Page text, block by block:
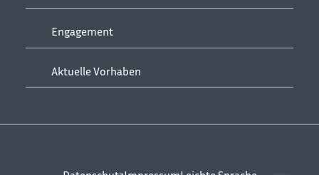
Engagement
Aktuelle Vorhaben